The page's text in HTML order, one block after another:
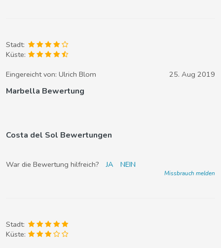
Stadt:
Küste:
Eingereicht von: Ulrich Blom 25. Aug 2019
Marbella Bewertung
Costa del Sol Bewertungen
War die Bewertung hilfreich? JA NEIN
Missbrauch melden
Stadt:
Küste: